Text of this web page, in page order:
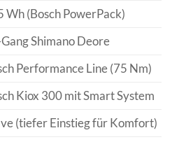
Wh (Bosch PowerPack)
Shimano Deore
Performance Line (75 Nm)
Kiox 300 mit Smart System
(tiefer Einstieg für Komfort)